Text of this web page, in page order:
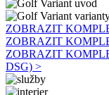
ZOBRAZIT
ZOBRAZIT
ZOBRAZIT
DSG) >